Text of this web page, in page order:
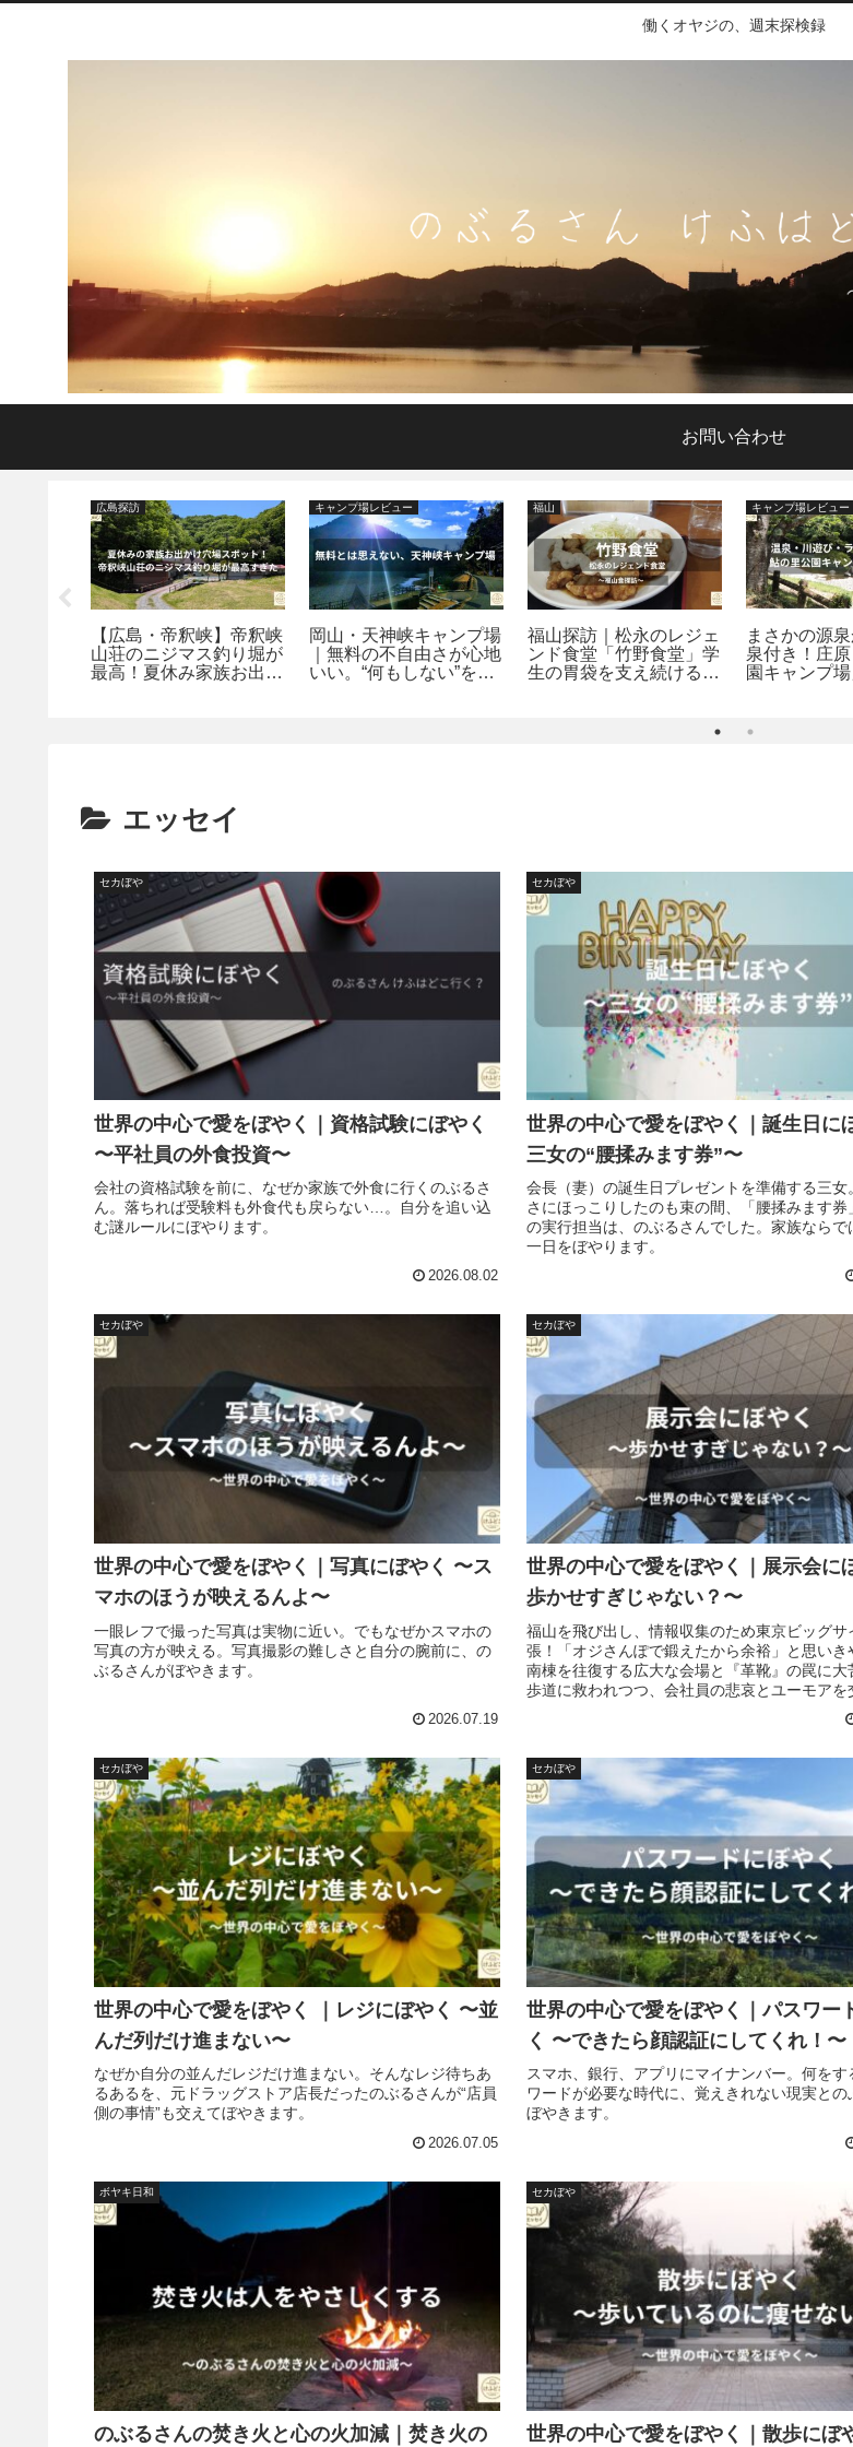
働くオヤジの、週末探検録
お問い合わせ
広島探訪
【広島・帝釈峡】帝釈峡
山荘のニジマス釣り堀が
最高！夏休み家族お出か
キャンプ場レビュー
岡山・天神峡キャンプ場
｜無料の不自由さが心地
いい。“何もしない”を極
福山
福山探訪｜松永のレジェ
ンド食堂「竹野食堂」学
生の胃袋を支え続ける名
キャンプ場レビュー
まさかの源
泉付き！庄
園キャンプ
エッセイ
セカぼや
世界の中心で愛をぼやく｜資格試験にぼやく
〜平社員の外食投資〜
会社の資格試験を前に、なぜか家族で外食に行くのぶるさ
ん。落ちれば受験料も外食代も戻らない…。自分を追い込
む謎ルールにぼやります。
2026.08.02
セカぼや
世界の中心で愛をぼやく｜誕生日に
三女の“腰揉みます券”〜
会長（妻）の誕生日プレゼントを準備する三女
さにほっこりしたのも束の間、「腰揉みます券
の実行担当は、のぶるさんでした。家族ならで
一日をぼやります。
セカぼや
世界の中心で愛をぼやく｜写真にぼやく 〜ス
マホのほうが映えるんよ〜
一眼レフで撮った写真は実物に近い。でもなぜかスマホの
写真の方が映える。写真撮影の難しさと自分の腕前に、の
ぶるさんがぼやきます。
2026.07.19
セカぼや
世界の中心で愛をぼやく｜展示会に
歩かせすぎじゃない？〜
福山を飛び出し、情報収集のため東京ビッグサ
張！「オジさんぽで鍛えたから余裕」と思いき
南棟を往復する広大な会場と『革靴』の罠に大
歩道に救われつつ、会社員の悲哀とユーモアを
セカぼや
世界の中心で愛をぼやく ｜レジにぼやく 〜並
んだ列だけ進まない〜
なぜか自分の並んだレジだけ進まない。そんなレジ待ちあ
るあるを、元ドラッグストア店長だったのぶるさんが“店員
側の事情”も交えてぼやきます。
2026.07.05
セカぼや
世界の中心で愛をぼやく｜パスワー
く 〜できたら顔認証にしてくれ！〜
スマホ、銀行、アプリにマイナンバー。何をす
ワードが必要な時代に、覚えきれない現実との
ぼやきます。
ボヤキ日和
のぶるさんの焚き火と心の火加減｜焚き火の
セカぼや
世界の中心で愛をぼやく｜散歩にぼ